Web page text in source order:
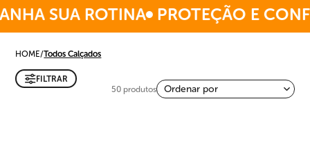
SUA ROTINA PROTEÇÃO E
HOME/Todos Calçados
FILTRAR
50 produtos